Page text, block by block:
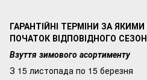
ГАРАНТІЙНІ ТЕРМІНИ ЗА
ПОЧАТОК ВІДПОВІДНОГО
Взуття зимового асортименту
З 15 листопада по 15 березня